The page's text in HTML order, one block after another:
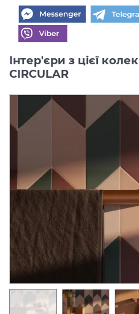
Інтер'єри з цієї
CIRCULAR